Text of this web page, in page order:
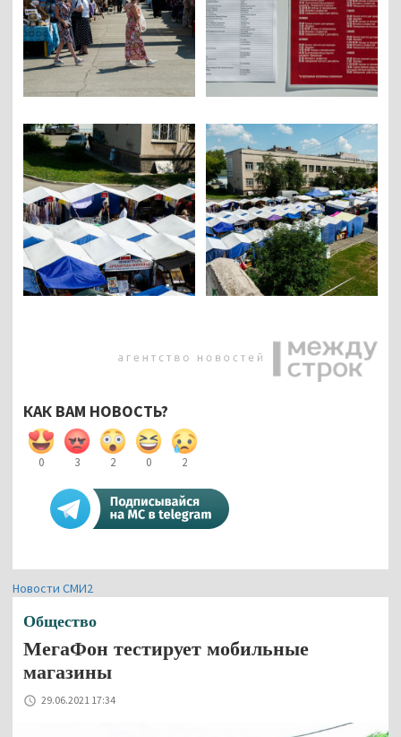
КАК ВАМ НОВОСТЬ?
0 3 2 0 2
Новости СМИ2
Общество
МегаФон тестирует мобильные
магазины
29.06.2021 17:34